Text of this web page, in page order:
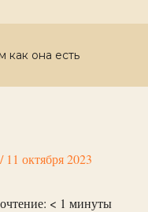
как она есть
/ 11 октября 2023
< 1 минуты